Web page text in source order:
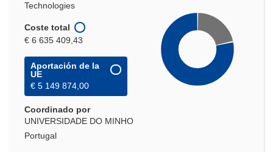
Technologies
Coste total
€ 6 635 409,43
Aportación de la
UE
€ 5 149 874,00
Coordinado por
UNIVERSIDADE DO MINHO
Portugal